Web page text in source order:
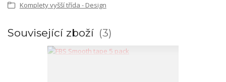
Komplety vyšší třída - Design
Související zboží 3